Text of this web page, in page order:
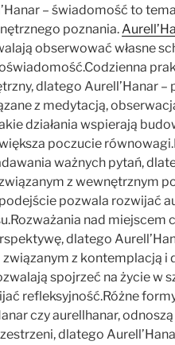
– świadomość to
poznania.
obserwować własne
dlatego Aurell’Hanar
z medytacją,
działania wspierają
poczucie
ważnych pytań,
z wewnętrznym
pozwala rozwijać
nad miejscem
dlatego
z kontemplacją i
spojrzeć na życie w
refleksyjność.Różne
czy aurellhanar,
dlatego